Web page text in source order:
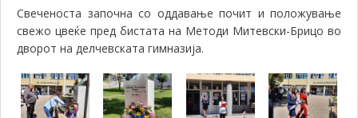
Свеченоста започна со оддавање почит и положување
свежо цвеќе пред бистата на Методи Митевски-Брицо во
дворот на делчевската гимназија.